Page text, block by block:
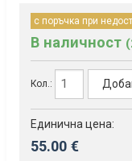
с поръчка при
В наличност
Кол.:
Единична цена:
55.00 €